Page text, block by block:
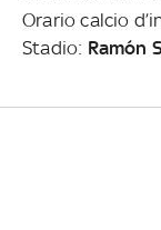
Orario calcio
Stadio: Ramón